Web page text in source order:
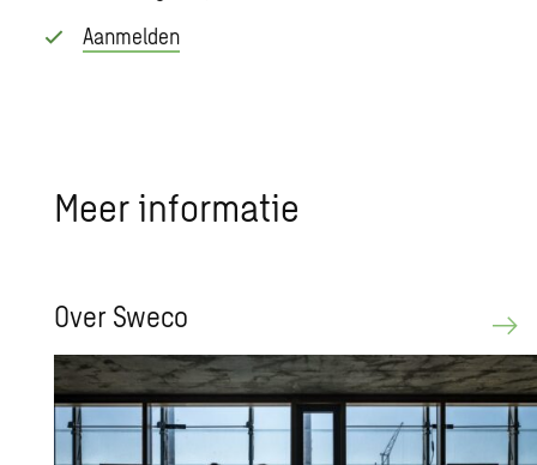
Aanmelden
Meer in­for­ma­tie
Over Sweco